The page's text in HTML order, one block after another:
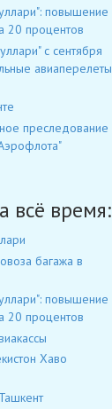
повышение
20 процентов
с сентября
авиаперелеты
преследование
всё время:
багажа в
повышение
20 процентов
Хаво